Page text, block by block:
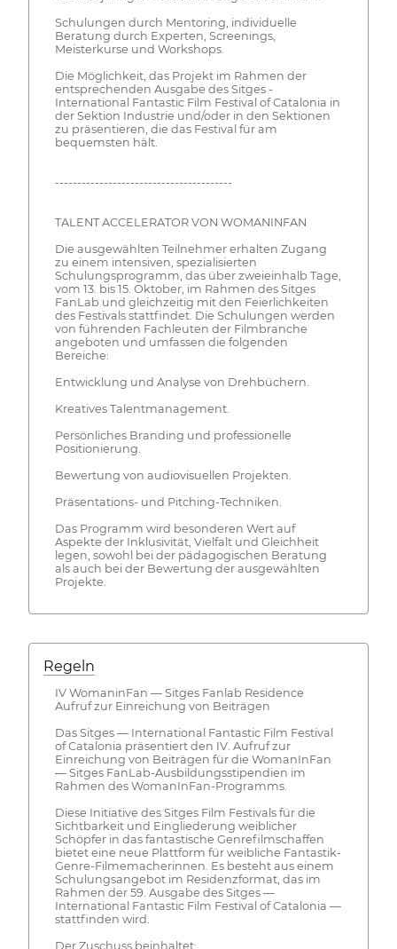
Schulungen durch Mentoring, individuelle
Beratung durch Experten, Screenings,
Meisterkurse und Workshops.
Die Möglichkeit, das Projekt im Rahmen der
entsprechenden Ausgabe des Sitges -
International Fantastic Film Festival of Catalonia in
der Sektion Industrie und/oder in den Sektionen
zu präsentieren, die das Festival für am
bequemsten hält.
----------------------------------------
TALENT ACCELERATOR VON WOMANINFAN
Die ausgewählten Teilnehmer erhalten Zugang
zu einem intensiven, spezialisierten
Schulungsprogramm, das über zweieinhalb Tage,
vom 13. bis 15. Oktober, im Rahmen des Sitges
FanLab und gleichzeitig mit den Feierlichkeiten
des Festivals stattfindet. Die Schulungen werden
von führenden Fachleuten der Filmbranche
angeboten und umfassen die folgenden
Bereiche:
Entwicklung und Analyse von Drehbüchern.
Kreatives Talentmanagement.
Persönliches Branding und professionelle
Positionierung.
Bewertung von audiovisuellen Projekten.
Präsentations- und Pitching-Techniken.
Das Programm wird besonderen Wert auf
Aspekte der Inklusivität, Vielfalt und Gleichheit
legen, sowohl bei der pädagogischen Beratung
als auch bei der Bewertung der ausgewählten
Projekte.
Regeln
IV WomaninFan — Sitges Fanlab Residence
Aufruf zur Einreichung von Beiträgen
Das Sitges — International Fantastic Film Festival
of Catalonia präsentiert den IV. Aufruf zur
Einreichung von Beiträgen für die WomanInFan
— Sitges FanLab-Ausbildungsstipendien im
Rahmen des WomanInFan-Programms.
Diese Initiative des Sitges Film Festivals für die
Sichtbarkeit und Eingliederung weiblicher
Schöpfer in das fantastische Genrefilmschaffen
bietet eine neue Plattform für weibliche Fantastik-
Genre-Filmemacherinnen. Es besteht aus einem
Schulungsangebot im Residenzformat, das im
Rahmen der 59. Ausgabe des Sitges —
International Fantastic Film Festival of Catalonia —
stattfinden wird.
Der Zuschuss beinhaltet: